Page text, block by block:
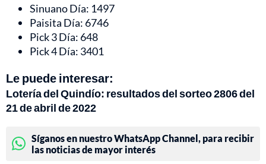
Sinuano Día: 1497
Paisita Día: 6746
Pick 3 Día: 648
Pick 4 Día: 3401
Le puede interesar:
Lotería del Quindío: resultados del sorteo 2806 del
21 de abril de 2022
Síganos en nuestro WhatsApp Channel, para recibir
las noticias de mayor interés